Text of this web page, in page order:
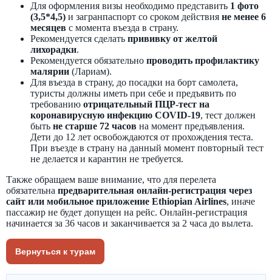
Для оформления визы необходимо представить 1 фото
(3,5*4,5) и загранпаспорт со сроком действия не менее 6
месяцев с момента въезда в страну.
Рекомендуется сделать прививку от желтой
лихорадки.
Рекомендуется обязательно проводить профилактику
малярии (Лариам).
Для въезда в страну, до посадки на борт самолета,
туристы должны иметь при себе и предъявить по
требованию отрицательный ПЦР-тест на
коронавирусную инфекцию COVID-19, тест должен
быть не старше 72 часов на момент предъявления.
Дети до 12 лет освобождаются от прохождения теста.
При въезде в страну на данный момент повторный тест
не делается и карантин не требуется.
Также обращаем ваше внимание, что для перелета
обязательна предварительная онлайн-регистрация через
сайт или мобильное приложение Ethiopian Airlines, иначе
пассажир не будет допущен на рейс. Онлайн-регистрация
начинается за 36 часов и заканчивается за 2 часа до вылета.
Вернуться к турам